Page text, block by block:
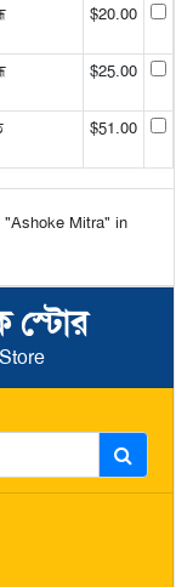
স্টোর
$20.00
$25.00
$51.00
Mitra" in